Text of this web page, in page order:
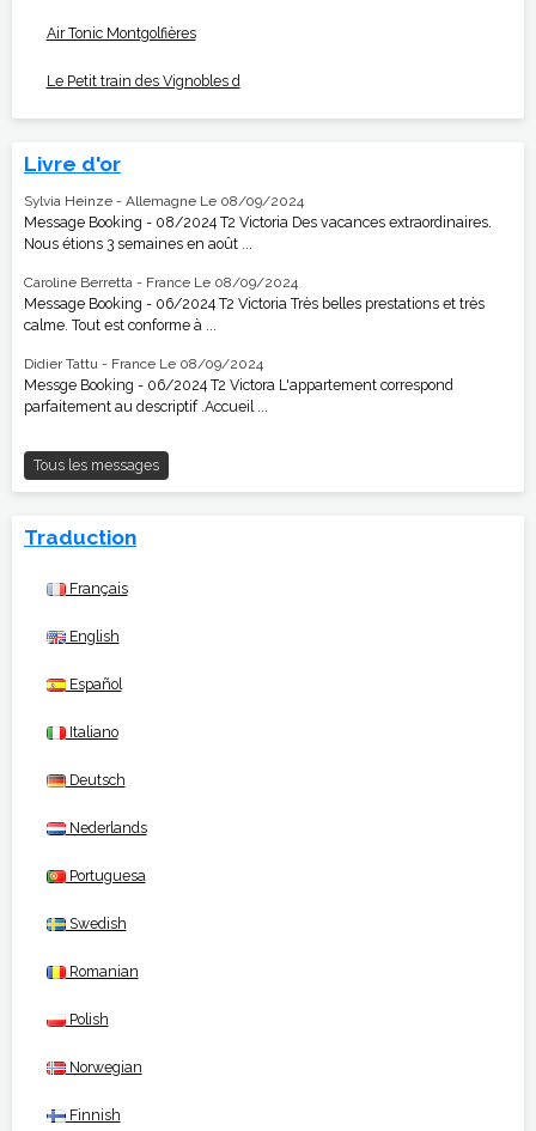
Air Tonic Montgolfières
Le Petit train des Vignobles d
Livre d'or
Sylvia Heinze - Allemagne Le 08/09/2024
Message Booking - 08/2024 T2 Victoria Des vacances extraordinaires.
Nous étions 3 semaines en août ...
Caroline Berretta - France Le 08/09/2024
Message Booking - 06/2024 T2 Victoria Très belles prestations et très
calme. Tout est conforme à ...
Didier Tattu - France Le 08/09/2024
Messge Booking - 06/2024 T2 Victora L'appartement correspond
parfaitement au descriptif .Accueil ...
Tous les messages
Traduction
Français
English
Español
Italiano
Deutsch
Nederlands
Portuguesa
Swedish
Romanian
Polish
Norwegian
Finnish